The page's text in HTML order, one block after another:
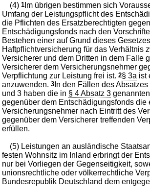
(4)1 Im übrigen bestimmen sich
Umfang der Leistungspflicht des
die Pflichten des Ersatzberechtigten
Entschädigungsfonds nach den
Bestehen einer auf Grund dieses
Haftpflichtversicherung für das Verhältnis
Versicherer und dem Dritten in dem Falle
Versicherer dem Versicherungsnehmer
Verpflichtung zur Leistung frei ist.2§ 3a ist
anzuwenden.3 In den Fällen des
und 3 haben die in § 4 Absatz 3
gegenüber dem Entschädigungsfonds die
Versicherungsnehmer nach Eintritt des
gegenüber dem Versicherer treffenden
erfüllen.
(5) Leistungen an ausländische
festen Wohnsitz im Inland erbringt der
nur bei Vorliegen der Gegenseitigkeit,
unionsrechtliche oder völkerrechtliche
Bundesrepublik Deutschland dem